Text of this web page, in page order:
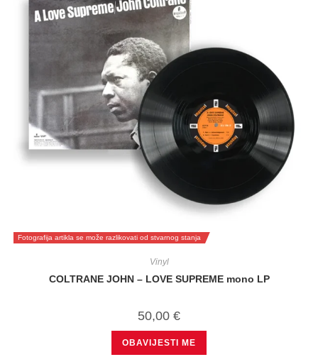
Fotografija artikla se može razlikovati od stvarnog stanja
Vinyl
COLTRANE JOHN – LOVE SUPREME mono LP
50,00 €
OBAVIJESTI ME